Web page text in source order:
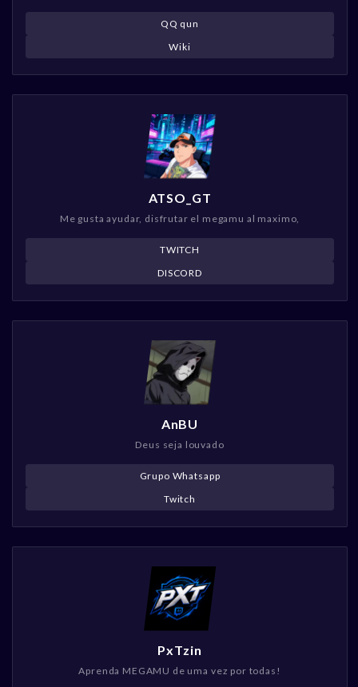
QQ qun
Wiki
ATSO_GT
Me gusta ayudar, disfrutar el megamu al maximo,
TWITCH
DISCORD
AnBU
Deus seja louvado
Grupo Whatsapp
Twitch
PxTzin
Aprenda MEGAMU de uma vez por todas!